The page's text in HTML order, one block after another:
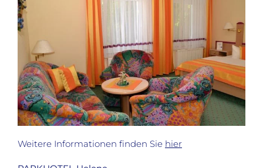
Weitere Informationen finden Sie hier